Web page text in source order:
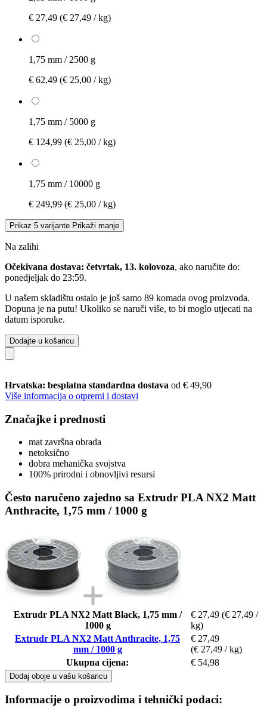
€ 27,49 (€ 27,49 / kg)
1,75 mm / 2500 g
€ 62,49 (€ 25,00 / kg)
1,75 mm / 5000 g
€ 124,99 (€ 25,00 / kg)
1,75 mm / 10000 g
€ 249,99 (€ 25,00 / kg)
Prikaz 5 varijante Prikaži manje
Na zalihi
Očekivana dostava: četvrtak, 13. kolovoza, ako naručite do:
ponedjeljak do 23:59.
U našem skladištu ostalo je još samo 89 komada ovog proizvoda.
Dopuna je na putu! Ukoliko se naruči više, to bi moglo utjecati na
datum isporuke.
Dodajte u košaricu
Hrvatska: besplatna standardna dostava od € 49,90
Više informacija o otpremi i dostavi
Značajke i prednosti
mat završna obrada
netoksično
dobra mehanička svojstva
100% prirodni i obnovljivi resursi
Često naručeno zajedno sa Extrudr PLA NX2 Matt
Anthracite, 1,75 mm / 1000 g
Extrudr PLA NX2 Matt Black, 1,75 mm /
1000 g
€ 27,49 (€ 27,49 /
kg)
Extrudr PLA NX2 Matt Anthracite, 1,75
mm / 1000 g
€ 27,49
(€ 27,49 / kg)
Ukupna cijena:
€ 54,98
Dodaj oboje u vašu košaricu
Informacije o proizvodima i tehnički podaci: